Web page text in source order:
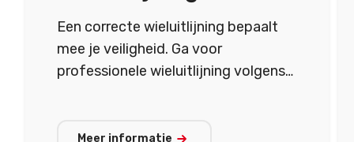
Een correcte wieluitlijning bepaalt
mee je veiligheid. Ga voor
professionele wieluitlijning volgens
Meer informatie